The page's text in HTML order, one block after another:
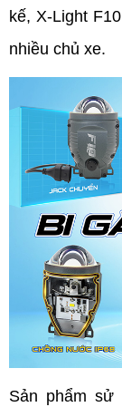
kế, X-Light
nhiều chủ xe.
Sản phẩm